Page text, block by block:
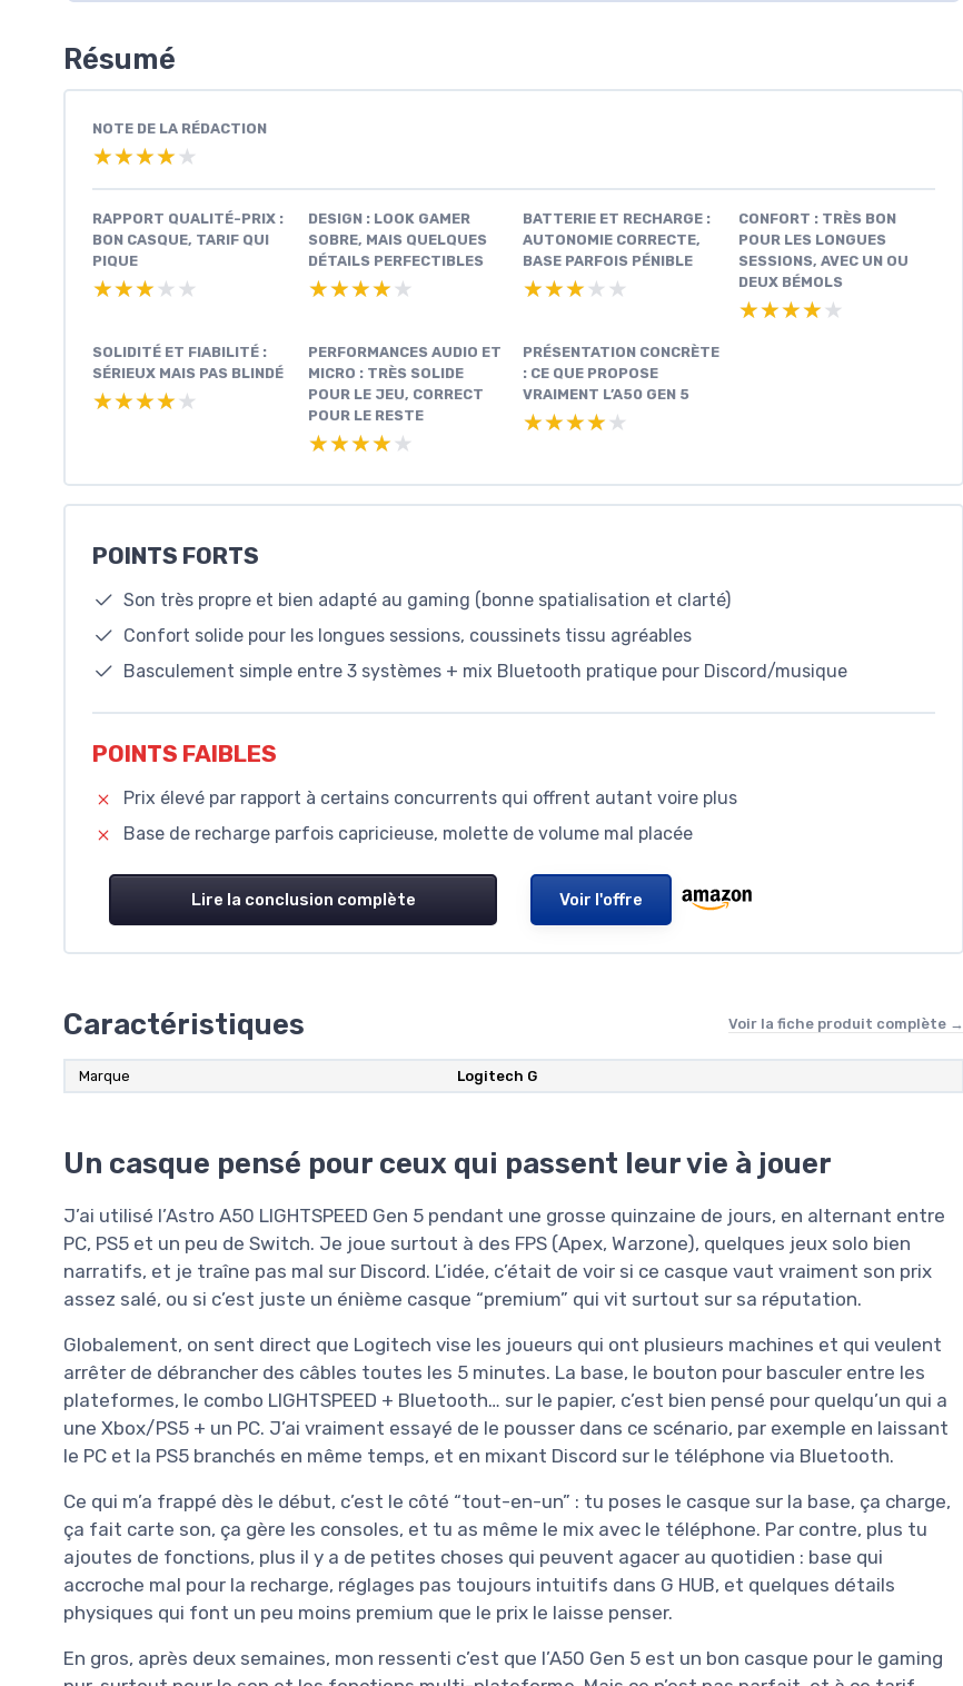
Résumé
NOTE DE LA RÉDACTION
★★★★★
★★★★★
RAPPORT QUALITÉ-PRIX :
BON CASQUE, TARIF QUI
PIQUE
★★★★★
★★★★★
DESIGN : LOOK GAMER
SOBRE, MAIS QUELQUES
DÉTAILS PERFECTIBLES
★★★★★
★★★★★
BATTERIE ET RECHARGE :
AUTONOMIE CORRECTE,
BASE PARFOIS PÉNIBLE
★★★★★
★★★★★
CONFORT : TRÈS BON
POUR LES LONGUES
SESSIONS, AVEC UN OU
DEUX BÉMOLS
★★★★★
★★★★★
SOLIDITÉ ET FIABILITÉ :
SÉRIEUX MAIS PAS BLINDÉ
★★★★★
★★★★★
PERFORMANCES AUDIO ET
MICRO : TRÈS SOLIDE
POUR LE JEU, CORRECT
POUR LE RESTE
★★★★★
★★★★★
PRÉSENTATION CONCRÈTE
: CE QUE PROPOSE
VRAIMENT L’A50 GEN 5
★★★★★
★★★★★
POINTS FORTS
Son très propre et bien adapté au gaming (bonne spatialisation et clarté)
Confort solide pour les longues sessions, coussinets tissu agréables
Basculement simple entre 3 systèmes + mix Bluetooth pratique pour Discord/musique
POINTS FAIBLES
Prix élevé par rapport à certains concurrents qui offrent autant voire plus
Base de recharge parfois capricieuse, molette de volume mal placée
Lire la conclusion complète Voir l'offre
Caractéristiques Voir la fiche produit complète →
Marque Logitech G
Un casque pensé pour ceux qui passent leur vie à jouer
J’ai utilisé l’Astro A50 LIGHTSPEED Gen 5 pendant une grosse quinzaine de jours, en alternant entre
PC, PS5 et un peu de Switch. Je joue surtout à des FPS (Apex, Warzone), quelques jeux solo bien
narratifs, et je traîne pas mal sur Discord. L’idée, c’était de voir si ce casque vaut vraiment son prix
assez salé, ou si c’est juste un énième casque “premium” qui vit surtout sur sa réputation.
Globalement, on sent direct que Logitech vise les joueurs qui ont plusieurs machines et qui veulent
arrêter de débrancher des câbles toutes les 5 minutes. La base, le bouton pour basculer entre les
plateformes, le combo LIGHTSPEED + Bluetooth… sur le papier, c’est bien pensé pour quelqu’un qui a
une Xbox/PS5 + un PC. J’ai vraiment essayé de le pousser dans ce scénario, par exemple en laissant
le PC et la PS5 branchés en même temps, et en mixant Discord sur le téléphone via Bluetooth.
Ce qui m’a frappé dès le début, c’est le côté “tout-en-un” : tu poses le casque sur la base, ça charge,
ça fait carte son, ça gère les consoles, et tu as même le mix avec le téléphone. Par contre, plus tu
ajoutes de fonctions, plus il y a de petites choses qui peuvent agacer au quotidien : base qui
accroche mal pour la recharge, réglages pas toujours intuitifs dans G HUB, et quelques détails
physiques qui font un peu moins premium que le prix le laisse penser.
En gros, après deux semaines, mon ressenti c’est que l’A50 Gen 5 est un bon casque pour le gaming